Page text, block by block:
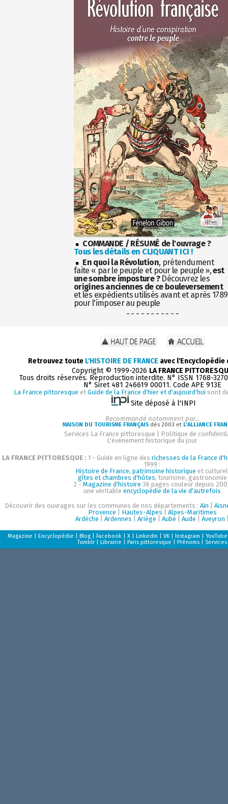
COMMANDE / RÉSUMÉ de l'ouvrage ?
Tous les détails en CLIQUANT ICI !
En quoi la Révolution, prétendument
faite « par le peuple et pour le peuple »,est
une sombre imposture ?Découvrez les
origines anciennes de ce bouleversement
et les expédients utilisés avant et après 1789
pour l'imposer au peuple
- - - - - - - - - - -
Retrouvez toute L'HISTOIRE DE FRANCE avec
Copyright © 1999-2026 LA FRANCE
Tous droits réservés. Reproduction interdite. N° ISSN 1768-
N° Siret 481 246619 00011. Code APE 913E
La France pittoresque et Guide de la France d'hier et d'aujourd'hui sont
Site déposé à l'INPI
Recommandé notamment par...
MAISON DU TOURISME FRANÇAIS dès 2003 et L'ALLIANCE
Services La France pittoresque
Politique de
L'événement historique du jour
LA FRANCE PITTORESQUE : 1 - Guide en ligne des richesses de la France
1999 :
Histoire de France, patrimoine historique et
gîtes et chambres d'hôtes, tourisme, gastronomie
2 - Magazine d'histoire 36 pages couleur depuis
une véritableencyclopédie de la vie d'autrefois
Découvrir des ouvrages sur les communes de nos départements :Ain |
Provence
Hautes-Alpes
Alpes-Maritimes
Ardèche |Ardennes |Ariège |Aube |Aude |Aveyron
Magazine |Encyclopédie |Blog |Facebook |X |LinkedIn |VK |Instagram |YouTube
Tumblr |Librairie |Paris pittoresque |Prénoms Services